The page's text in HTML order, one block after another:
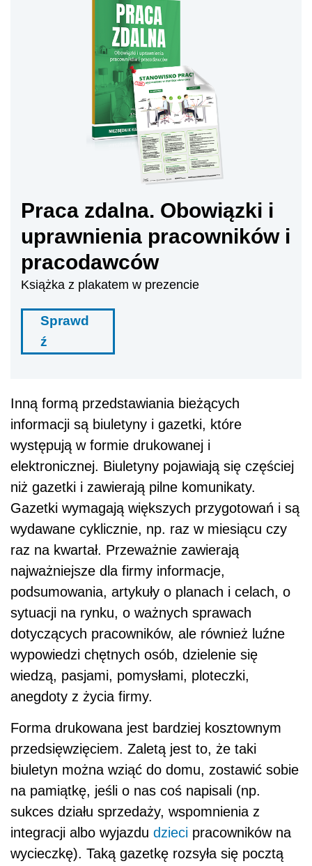
Praca zdalna. Obowiązki i
uprawnienia pracowników i
pracodawców
Książka z plakatem w prezencie
Sprawd
ź
Inną formą przedstawiania bieżących
informacji są biuletyny i gazetki, które
występują w formie drukowanej i
elektronicznej. Biuletyny pojawiają się częściej
niż gazetki i zawierają pilne komunikaty.
Gazetki wymagają większych przygotowań i są
wydawane cyklicznie, np. raz w miesiącu czy
raz na kwartał. Przeważnie zawierają
najważniejsze dla firmy informacje,
podsumowania, artykuły o planach i celach, o
sytuacji na rynku, o ważnych sprawach
dotyczących pracowników, ale również luźne
wypowiedzi chętnych osób, dzielenie się
wiedzą, pasjami, pomysłami, ploteczki,
anegdoty z życia firmy.
Forma drukowana jest bardziej kosztownym
przedsięwzięciem. Zaletą jest to, że taki
biuletyn można wziąć do domu, zostawić sobie
na pamiątkę, jeśli o nas coś napisali (np.
sukces działu sprzedaży, wspomnienia z
integracji albo wyjazdu dzieci pracowników na
wycieczkę). Taką gazetkę rozsyła się pocztą